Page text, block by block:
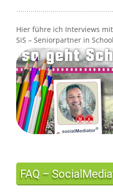
Hier führe ich Interviews
SiS – Seniorpartner in School
FAQ –